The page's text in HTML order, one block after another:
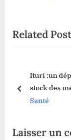
o
u
o
:
t
P
Related
Ituri :un
stock des
sanitaires à
Santé
prev
Laisser un